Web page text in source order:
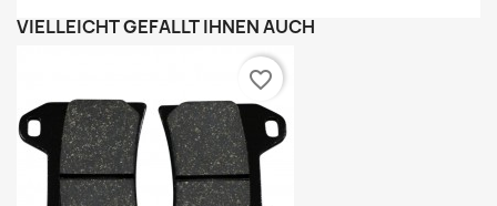
VIELLEICHT GEFÄLLT IHNEN AUCH
favorite_border